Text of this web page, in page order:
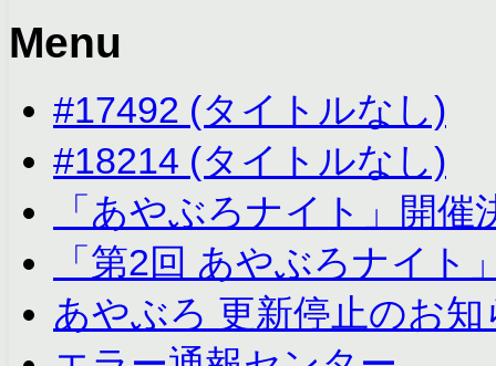
Menu
#17492 (タイトルなし)
#18214 (タイトルなし)
「あやぶろナイト」開催
「第2回 あやぶろナイト
あやぶろ 更新停止のお知